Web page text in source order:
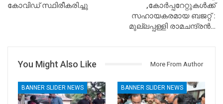
കോവിഡ് സ്ഥിരീകരിച്ചു
,കോര്‍പ്പറേറ്റുകള്‍ക്ക്
സഹായകരമായ ബജറ്റ് :
മുല്ലപ്പള്ളി രാമചന്ദ്രൻ…
You Might Also Like More From Author
BANNER SLIDER NEWS BANNER SLIDER NEWS